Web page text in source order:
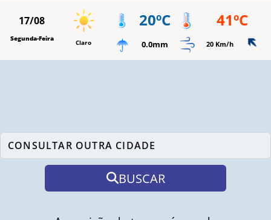
17/08
Segunda-Feira Claro
20ºC 41ºC
0.0mm 20 Km/h
BUSCAR